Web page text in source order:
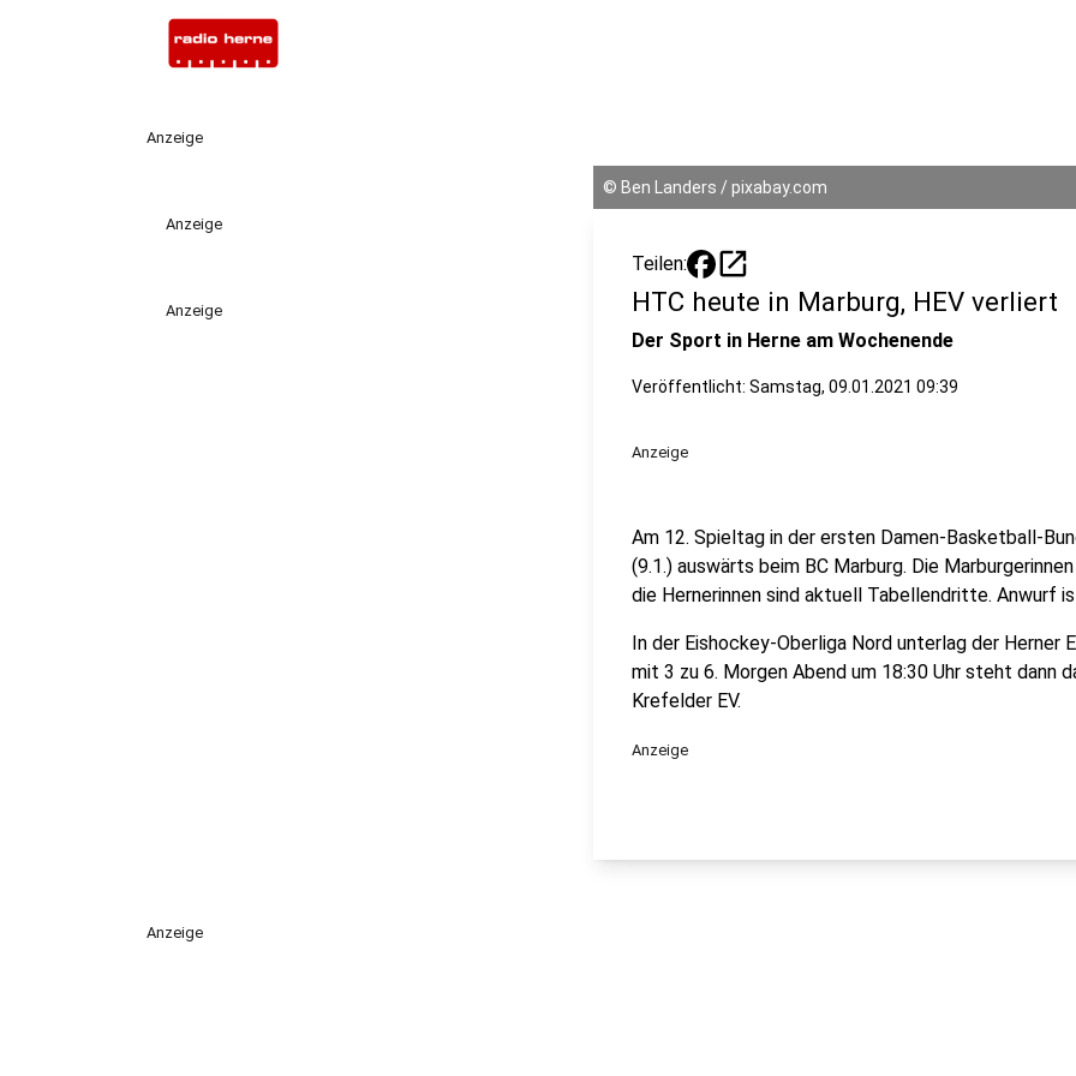
Anzeige
Anzeige
Anzeige
© Ben Landers / pixabay.com
Teilen: open_in_new
HTC heute in Marburg, HEV verliert
Der Sport in Herne am Wochenende
Veröffentlicht: Samstag, 09.01.2021 09:39
Anzeige
Am 12. Spieltag in der ersten Damen-Basketball-
(9.1.) auswärts beim BC Marburg. Die
die Hernerinnen sind aktuell Tabellendritte. Anwurf
In der Eishockey-Oberliga Nord unterlag der Herner
mit 3 zu 6. Morgen Abend um 18:30 Uhr steht dann
Krefelder EV.
Anzeige
Anzeige